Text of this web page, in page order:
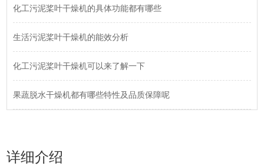
化工污泥桨叶干燥机的具体功能都有哪些
生活污泥桨叶干燥机的能效分析
化工污泥桨叶干燥机可以来了解一下
果蔬脱水干燥机都有哪些特性及品质保障呢
详细介绍